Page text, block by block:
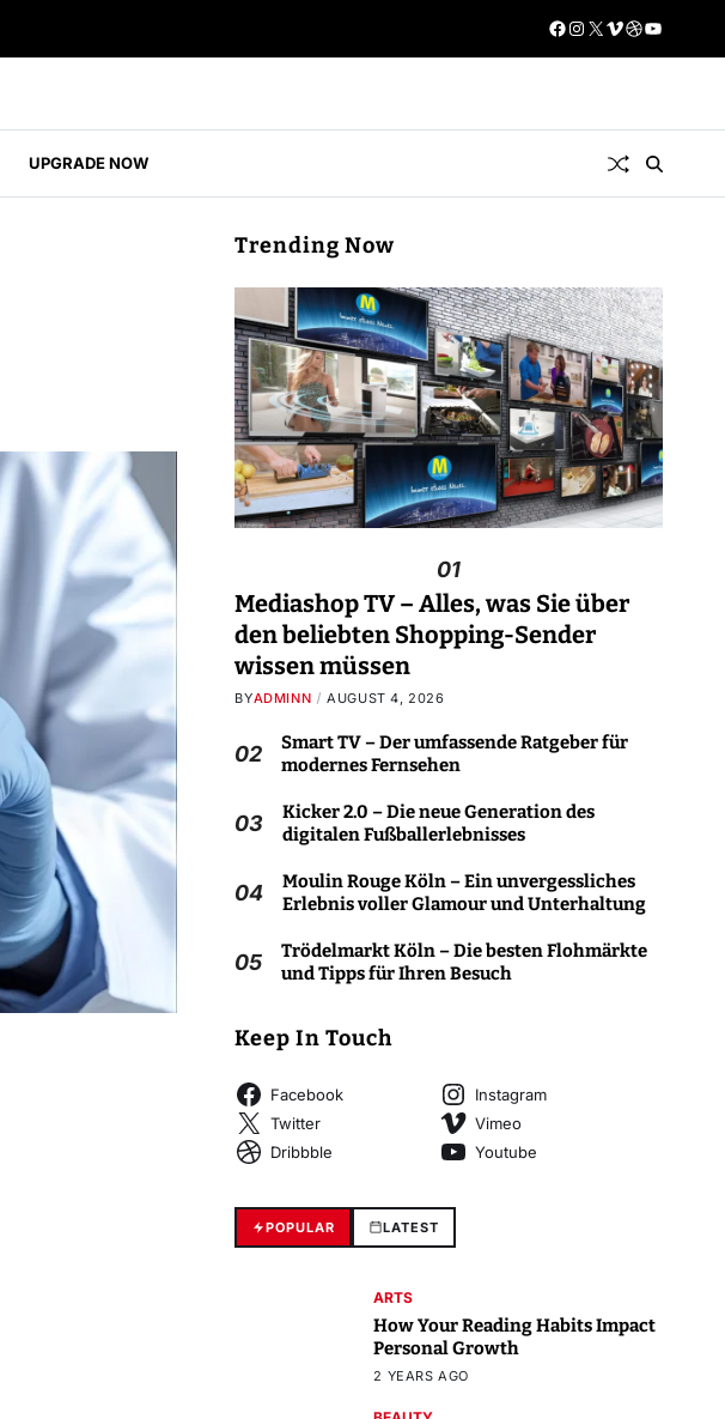
UPGRADE NOW
Trending Now
01
Mediashop TV – Alles, was Sie über
den beliebten Shopping-Sender
wissen müssen
BYADMINN AUGUST 4, 2026
02
Smart TV – Der umfassende Ratgeber für
modernes Fernsehen
03
Kicker 2.0 – Die neue Generation des
digitalen Fußballerlebnisses
04
Moulin Rouge Köln – Ein unvergessliches
Erlebnis voller Glamour und Unterhaltung
05
Trödelmarkt Köln – Die besten Flohmärkte
und Tipps für Ihren Besuch
Keep In Touch
Facebook
Instagram
Twitter
Vimeo
Dribbble
Youtube
POPULAR LATEST
ARTS
How Your Reading Habits Impact
Personal Growth
2 YEARS AGO